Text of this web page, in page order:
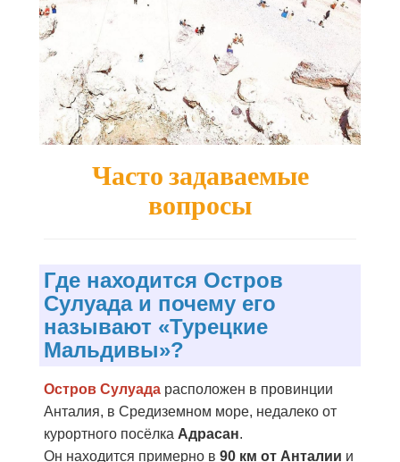
Где находится Остров
Сулуада и почему его
называют «Турецкие
Мальдивы»?
Часто задаваемые
вопросы
Остров Сулуада расположен в провинции
Анталия, в Средиземном море, недалеко от
курортного посёлка Адрасан.
Он находится примерно в 90 км от Анталии и